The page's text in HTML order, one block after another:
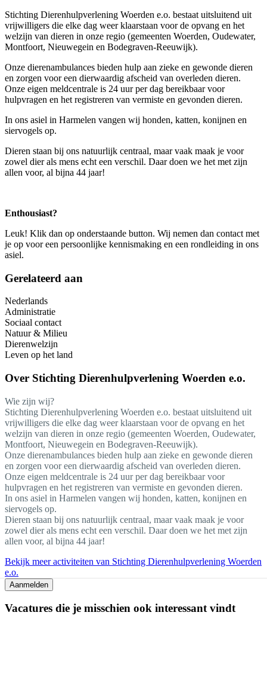
Stichting Dierenhulpverlening Woerden e.o. bestaat uitsluitend uit
vrijwilligers die elke dag weer klaarstaan voor de opvang en het
welzijn van dieren in onze regio (gemeenten Woerden, Oudewater,
Montfoort, Nieuwegein en Bodegraven-Reeuwijk).
Onze dierenambulances bieden hulp aan zieke en gewonde dieren
en zorgen voor een dierwaardig afscheid van overleden dieren.
Onze eigen meldcentrale is 24 uur per dag bereikbaar voor
hulpvragen en het registreren van vermiste en gevonden dieren.
In ons asiel in Harmelen vangen wij honden, katten, konijnen en
siervogels op.
Dieren staan bij ons natuurlijk centraal, maar vaak maak je voor
zowel dier als mens echt een verschil. Daar doen we het met zijn
allen voor, al bijna 44 jaar!
Enthousiast?
Leuk! Klik dan op onderstaande button. Wij nemen dan contact met
je op voor een persoonlijke kennismaking en een rondleiding in ons
asiel.
Gerelateerd aan
Nederlands
Administratie
Sociaal contact
Natuur & Milieu
Dierenwelzijn
Leven op het land
Over Stichting Dierenhulpverlening Woerden e.o.
Wie zijn wij?
Stichting Dierenhulpverlening Woerden e.o. bestaat uitsluitend uit
vrijwilligers die elke dag weer klaarstaan voor de opvang en het
welzijn van dieren in onze regio (gemeenten Woerden, Oudewater,
Montfoort, Nieuwegein en Bodegraven-Reeuwijk).
Onze dierenambulances bieden hulp aan zieke en gewonde dieren
en zorgen voor een dierwaardig afscheid van overleden dieren.
Onze eigen meldcentrale is 24 uur per dag bereikbaar voor
hulpvragen en het registreren van vermiste en gevonden dieren.
In ons asiel in Harmelen vangen wij honden, katten, konijnen en
siervogels op.
Dieren staan bij ons natuurlijk centraal, maar vaak maak je voor
zowel dier als mens echt een verschil. Daar doen we het met zijn
allen voor, al bijna 44 jaar!
Bekijk meer activiteiten van Stichting Dierenhulpverlening Woerden
e.o.
Aanmelden
Vacatures die je misschien ook interessant vindt